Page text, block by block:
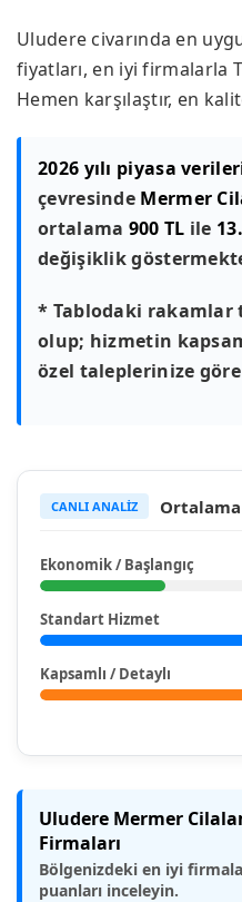
Uludere civarında en
fiyatları, en iyi firmalarla
Hemen karşılaştır, en
2026 yılı piyasa
çevresinde Mermer
ortalama 900 TL ile
değişiklik
* Tablodaki
olup; hizmetin
özel taleplerinize
CANLI ANALİZ
Ekonomik / Başlangıç
Standart Hizmet
Kapsamlı / Detaylı
Uludere Mermer
Firmaları
Bölgenizdeki en iyi
puanları inceleyin.